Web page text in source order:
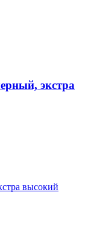
экстра
высокий